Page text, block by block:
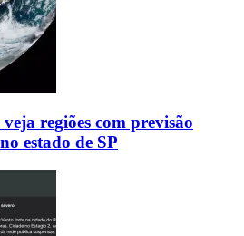
regiões com previsão
estado de SP